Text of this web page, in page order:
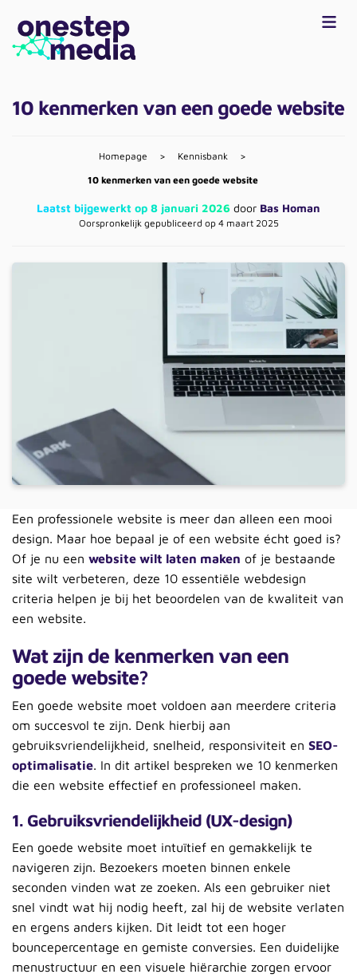
10 kenmerken van een goede website
Homepage > Kennisbank
>
10 kenmerken van een goede website
Laatst bijgewerkt op 8 januari 2026 door Bas Homan
Oorspronkelijk gepubliceerd op 4 maart 2025
Een professionele website is meer dan alleen een mooi
design. Maar hoe bepaal je of een website écht goed is?
Of je nu een website wilt laten maken of je bestaande
site wilt verbeteren, deze 10 essentiële webdesign
criteria helpen je bij het beoordelen van de kwaliteit van
een website.
Wat zijn de kenmerken van een
goede website?
Een goede website moet voldoen aan meerdere criteria
om succesvol te zijn. Denk hierbij aan
gebruiksvriendelijkheid, snelheid, responsiviteit en SEO-
optimalisatie. In dit artikel bespreken we 10 kenmerken
die een website effectief en professioneel maken.
1. Gebruiksvriendelijkheid (UX-design)
Een goede website moet intuïtief en gemakkelijk te
navigeren zijn. Bezoekers moeten binnen enkele
seconden vinden wat ze zoeken. Als een gebruiker niet
snel vindt wat hij nodig heeft, zal hij de website verlaten
en ergens anders kijken. Dit leidt tot een hoger
bouncepercentage en gemiste conversies. Een duidelijke
menustructuur en een visuele hiërarchie zorgen ervoor